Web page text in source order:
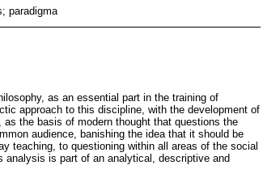
paradigma
as an essential part in the training of
approach to this discipline, with the development of
the basis of modern thought that questions the
audience, banishing the idea that it should be
teaching, to questioning within all areas of the social
is part of an analytical, descriptive and